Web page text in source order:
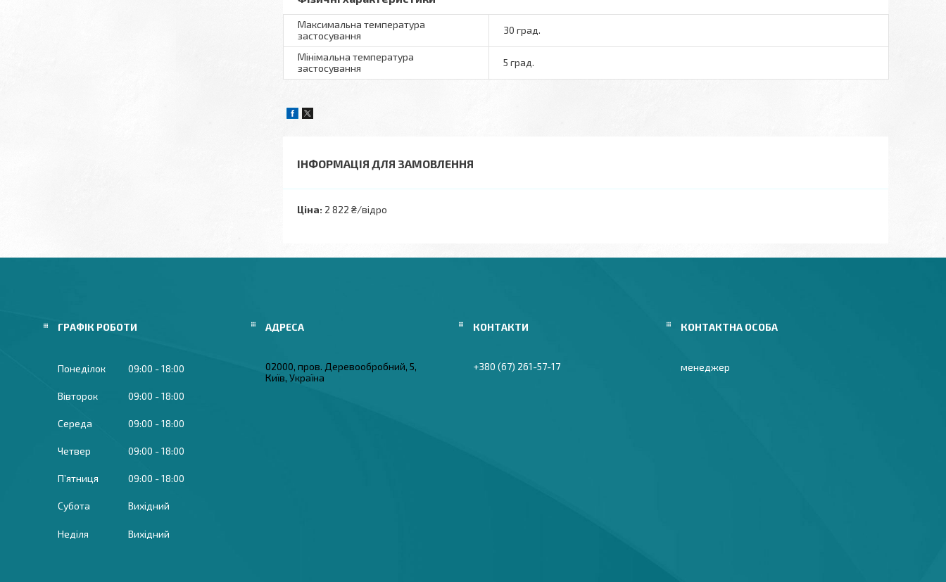
Максимальна температура
застосування
30 град.
Мінімальна температура
застосування
5 град.
ІНФОРМАЦІЯ ДЛЯ ЗАМОВЛЕННЯ
Ціна: 2 822 ₴/відро
ГРАФІК РОБОТИ
Понеділок 09:00 18:00
Вівторок 09:00 18:00
Середа 09:00 18:00
Четвер 09:00 18:00
Пʼятниця 09:00 18:00
Субота Вихідний
Неділя Вихідний
02000, пров. Деревообробний, 5,
Київ, Україна
+380 (67) 261-57-17 менеджер